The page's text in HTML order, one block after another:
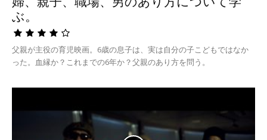
ぶ。
父親が主役の育児映画。6歳の息子は、実は自分の子こどもではなか
った。血縁か？これまでの6年か？父親のあり方を問う。